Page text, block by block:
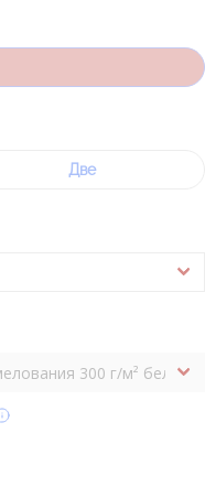
Две